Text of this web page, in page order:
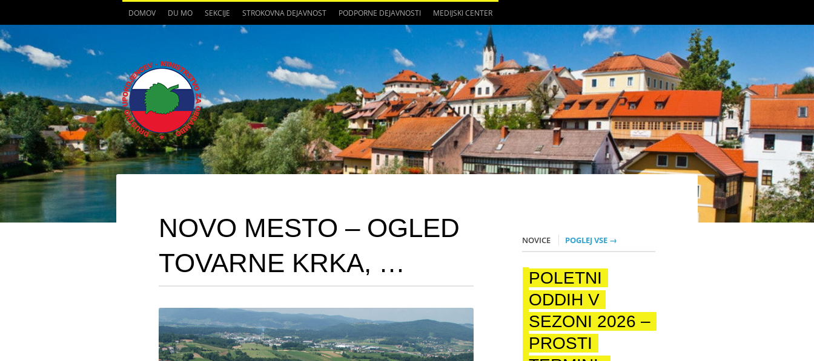
DOMOV DU MO SEKCIJE STROKOVNA DEJAVNOST PODPORNE DEJAVNOSTI MEDIJSKI CENTER
NOVO MESTO – OGLED
TOVARNE KRKA, …
NOVICE POGLEJ VSE →
POLETNI
ODDIH V
SEZONI 2026 –
PROSTI